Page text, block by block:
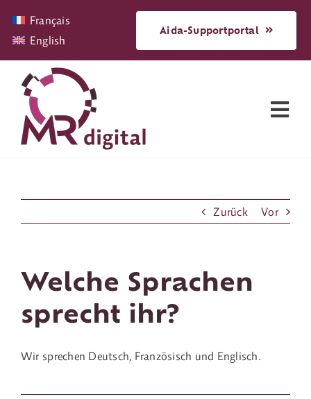
Français
English
Aida-Supportportal
News
Kontakt
Zurück Vor
Welche Sprachen
sprecht ihr?
Wir sprechen Deutsch, Französisch und Englisch.